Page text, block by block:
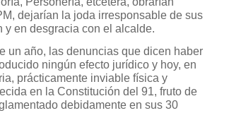
dejarían la joda irresponsable de sus
y en desgracia con el alcalde.
un año, las denuncias que dicen haber
ningún efecto jurídico y hoy, en
prácticamente inviable física y
en la Constitución del 91, fruto de
debidamente en sus 30